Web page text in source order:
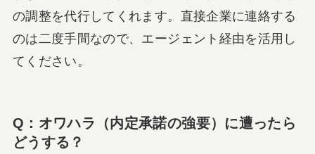
の調整を代行してくれます。直接企業に連絡する
のは二度手間なので、エージェント経由を活用し
てください。
Q：オワハラ（内定承諾の強要）に遭ったら
どうする？